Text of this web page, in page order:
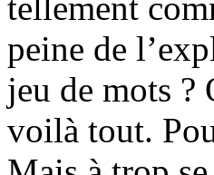
peine de
jeu de mots ?
voilà tout.